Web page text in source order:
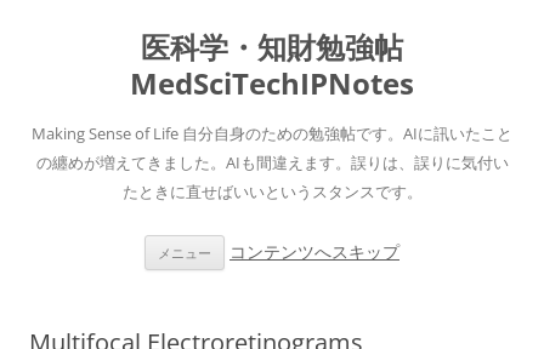
医科学・知財勉強帖
MedSciTechIPNotes
Making Sense of Life 自分自身のための勉強帖です。AIに訊いたこと
の纏めが増えてきました。AIも間違えます。誤りは、誤りに気付い
たときに直せばいいというスタンスです。
メニュー コンテンツへスキップ
Multifocal Electroretinograms